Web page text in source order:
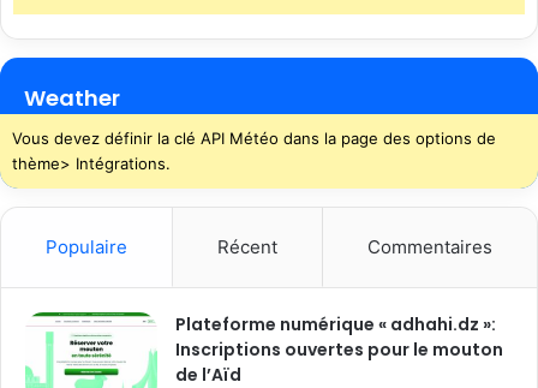
Weather
Vous devez définir la clé API Météo dans la page des options de
thème> Intégrations.
Populaire Récent Commentaires
Plateforme numérique « adhahi.dz »:
Inscriptions ouvertes pour le mouton
de l’Aïd